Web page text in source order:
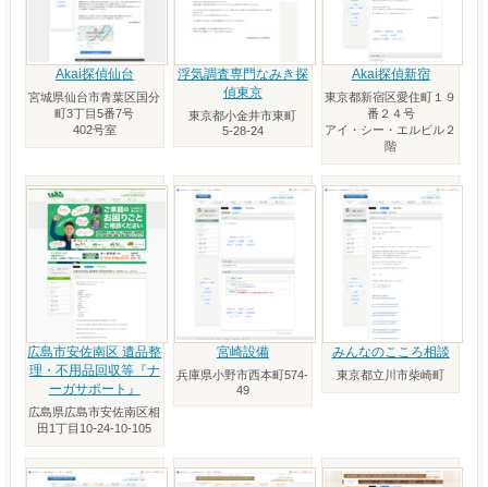
Akai探偵仙台
宮城県仙台市青葉区国分
町3丁目5番7号
402号室
浮気調査専門なみき探
偵東京
東京都小金井市東町
5-28-24
Akai探偵新宿
東京都新宿区愛住町１９
番２４号
アイ・シー・エルビル２
階
広島市安佐南区 遺品整
理・不用品回収等『ナ
ーガサポート』
広島県広島市安佐南区相
田1丁目10-24-10-105
宮崎設備
兵庫県小野市西本町574-
49
みんなのこころ相談
東京都立川市柴崎町